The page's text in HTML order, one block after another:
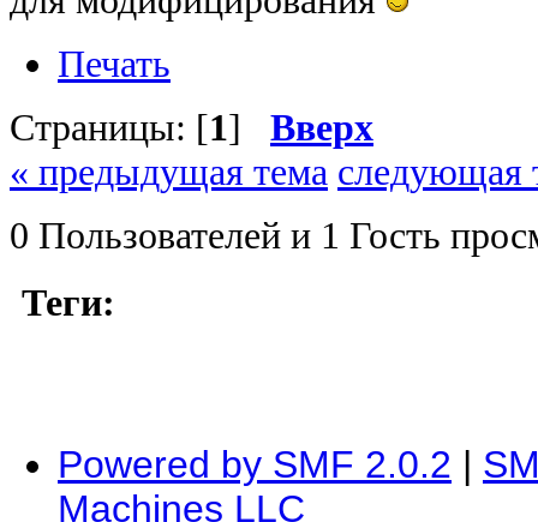
Печать
Страницы: [1] Вверх
« предыдущая тема следующая
0 Пользователей и 1 Гость
Теги:
Powered by SMF 2.0.2 |
Machines LLC